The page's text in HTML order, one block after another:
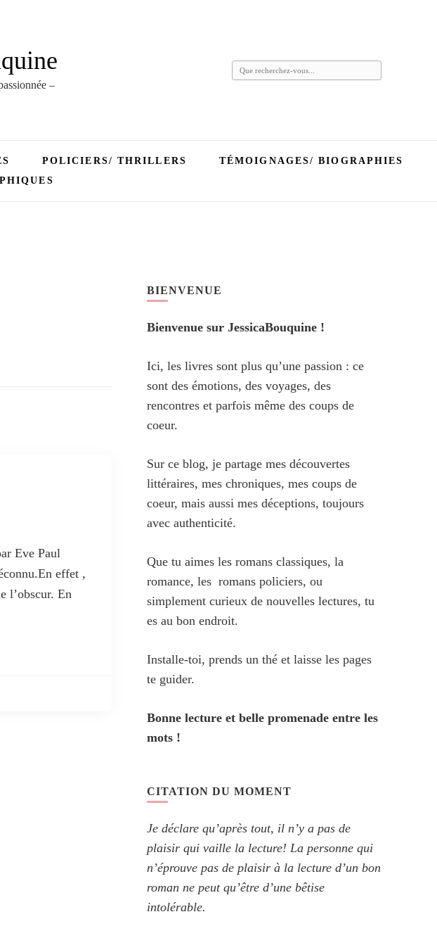
–
Vous
POLICIERS/ THRILLERS
TÉMOIGNAGES/ BIOGRAPHIES
Eve Paul
effet ,
l’obscur. En
BIENVENUE
Bienvenue sur JessicaBouquine !
Ici, les livres sont plus qu’une passion : ce
sont des émotions, des voyages, des
rencontres et parfois même des coups de
coeur.
Sur ce blog, je partage mes découvertes
littéraires, mes chroniques, mes coups de
coeur, mais aussi mes déceptions, toujours
avec authenticité.
Que tu aimes les romans classiques, la
romance, les romans policiers, ou
simplement curieux de nouvelles lectures, tu
es au bon endroit.
Installe-toi, prends un thé et laisse les pages
te guider.
Bonne lecture et belle promenade entre les
mots !
CITATION DU MOMENT
Je déclare qu’après tout, il n’y a pas de
plaisir qui vaille la lecture! La personne qui
n’éprouve pas de plaisir à la lecture d’un bon
roman ne peut qu’être d’une bêtise
intolérable.